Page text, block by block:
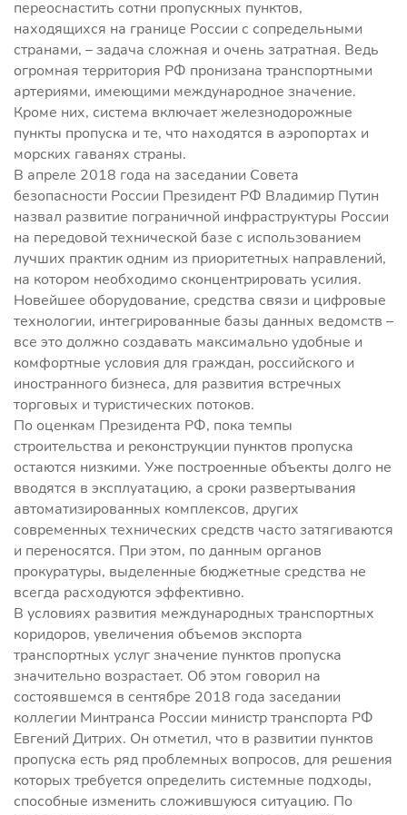
переоснастить сотни пропускных пунктов,
находящихся на границе России с сопредельными
странами, – задача сложная и очень затратная. Ведь
огромная территория РФ пронизана транспортными
артериями, имеющими международное значение.
Кроме них, система включает железнодорожные
пункты пропуска и те, что находятся в аэропортах и
морских гаванях страны.
В апреле 2018 года на заседании Совета
безопасности России Президент РФ Владимир Путин
назвал развитие пограничной инфраструктуры России
на передовой технической базе с использованием
лучших практик одним из приоритетных направлений,
на котором необходимо сконцентрировать усилия.
Новейшее оборудование, средства связи и цифровые
технологии, интегрированные базы данных ведомств –
все это должно создавать максимально удобные и
комфортные условия для граждан, российского и
иностранного бизнеса, для развития встречных
торговых и туристических потоков.
По оценкам Президента РФ, пока темпы
строительства и реконструкции пунктов пропуска
остаются низкими. Уже построенные объекты долго не
вводятся в эксплуатацию, а сроки развертывания
автоматизированных комплексов, других
современных технических средств часто затягиваются
и переносятся. При этом, по данным органов
прокуратуры, выделенные бюджетные средства не
всегда расходуются эффективно.
В условиях развития международных транспортных
коридоров, увеличения объемов экспорта
транспортных услуг значение пунктов пропуска
значительно возрастает. Об этом говорил на
состоявшемся в сентябре 2018 года заседании
коллегии Минтранса России министр транспорта РФ
Евгений Дитрих. Он отметил, что в развитии пунктов
пропуска есть ряд проблемных вопросов, для решения
которых требуется определить системные подходы,
способные изменить сложившуюся ситуацию. По